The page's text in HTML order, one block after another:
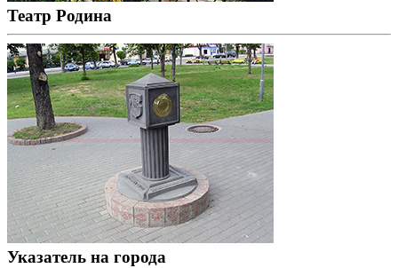
Театр Родина
Указатель на города